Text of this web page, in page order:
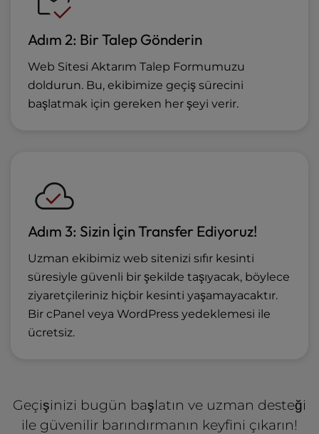
Adım 2: Bir Talep Gönderin
Web Sitesi Aktarım Talep Formumuzu
doldurun. Bu, ekibimize geçiş sürecini
başlatmak için gereken her şeyi verir.
Adım 3: Sizin İçin Transfer Ediyoruz!
Uzman ekibimiz web sitenizi sıfır kesinti
süresiyle güvenli bir şekilde taşıyacak, böylece
ziyaretçileriniz hiçbir kesinti yaşamayacaktır.
Bir cPanel veya WordPress yedeklemesi ile
ücretsiz.
Geçişinizi bugün başlatın ve uzman desteği
ile güvenilir barındırmanın keyfini çıkarın!